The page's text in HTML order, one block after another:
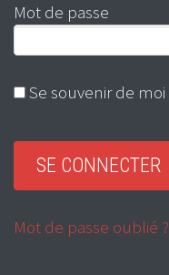
Mot de passe
Se souvenir de moi
Mot de passe oublié ?